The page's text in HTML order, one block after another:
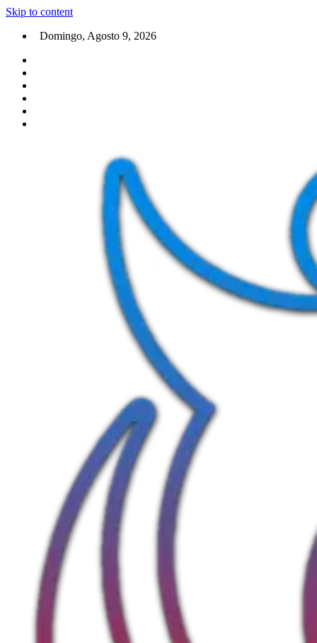
Skip to content
Domingo, Agosto 9, 2026